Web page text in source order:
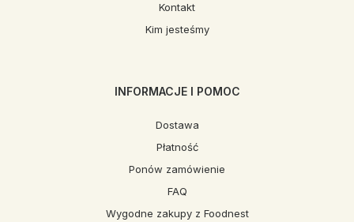
Kontakt
Kim jesteśmy
INFORMACJE I POMOC
Dostawa
Płatność
Ponów zamówienie
FAQ
Wygodne zakupy z Foodnest